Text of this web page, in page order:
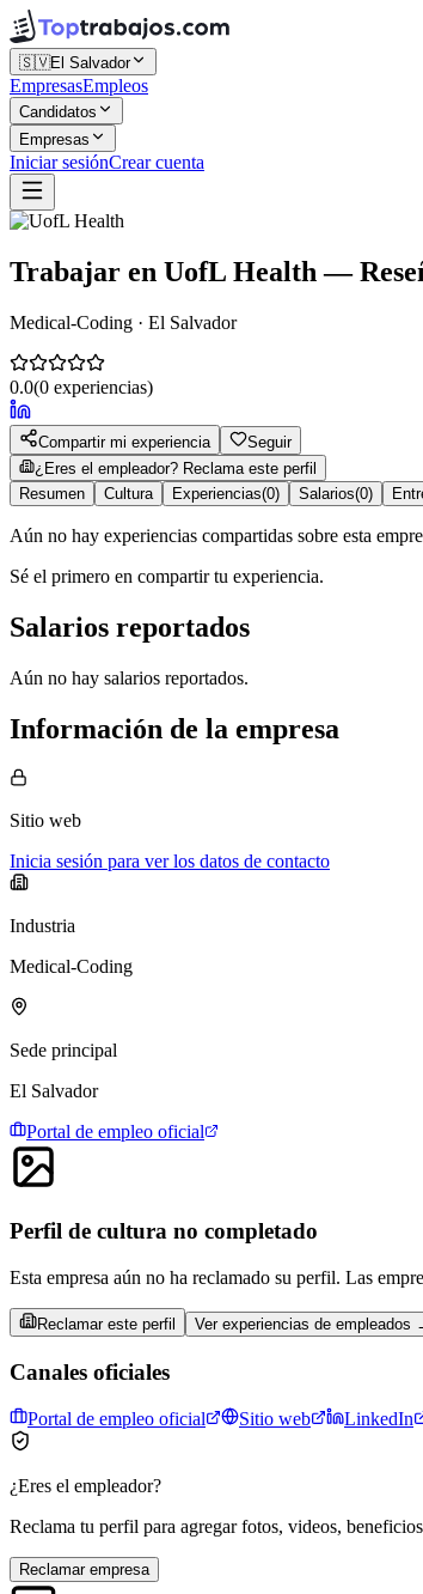
🇸🇻El Salvador
EmpresasEmpleos
Candidatos
Empresas
Iniciar sesiónCrear cuenta
Trabajar en UofL Health —
Medical-Coding · El Salvador
0.0(0 experiencias)
Compartir mi experiencia
Seguir
¿Eres el empleador? Reclama este perfil
Resumen
Cultura Experiencias(0) Salarios(0)
Aún no hay experiencias compartidas sobre esta
Sé el primero en compartir tu experiencia.
Salarios reportados
Aún no hay salarios reportados.
Información de la empresa
Sitio web
Inicia sesión para ver los datos de contacto
Industria
Medical-Coding
Sede principal
El Salvador
Portal de empleo oficial
Perfil de cultura no completado
Esta empresa aún no ha reclamado su perfil. Las
Reclamar este perfil Ver experiencias de empleados
Canales oficiales
Portal de empleo oficial Sitio web LinkedIn
¿Eres el empleador?
Reclama tu perfil para agregar fotos, videos,
Reclamar empresa